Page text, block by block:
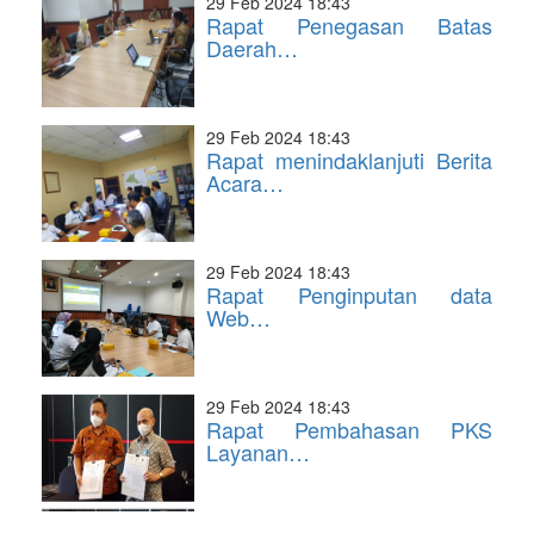
Rapat Penegasan Batas
Daerah…
29 Feb 2024 18:43
Rapat menindaklanjuti Berita
Acara…
29 Feb 2024 18:43
Rapat Penginputan data
Web…
29 Feb 2024 18:43
Rapat Pembahasan PKS
Layanan…